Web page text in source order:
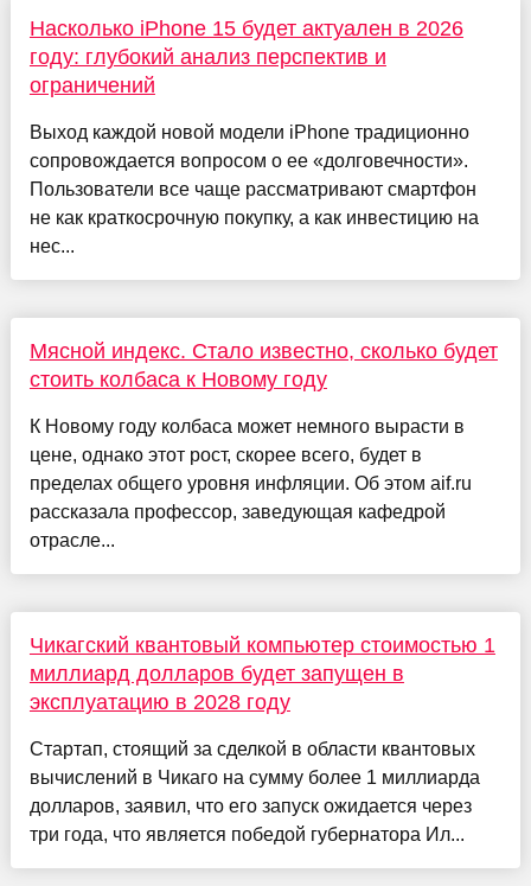
Насколько iPhone 15 будет актуален в 2026
году: глубокий анализ перспектив и
ограничений
Выход каждой новой модели iPhone традиционно
сопровождается вопросом о ее «долговечности».
Пользователи все чаще рассматривают смартфон
не как краткосрочную покупку, а как инвестицию на
нес...
Мясной индекс. Стало известно, сколько будет
стоить колбаса к Новому году
К Новому году колбаса может немного вырасти в
цене, однако этот рост, скорее всего, будет в
пределах общего уровня инфляции. Об этом aif.ru
рассказала профессор, заведующая кафедрой
отрасле...
Чикагский квантовый компьютер стоимостью 1
миллиард долларов будет запущен в
эксплуатацию в 2028 году
Стартап, стоящий за сделкой в области квантовых
вычислений в Чикаго на сумму более 1 миллиарда
долларов, заявил, что его запуск ожидается через
три года, что является победой губернатора Ил...